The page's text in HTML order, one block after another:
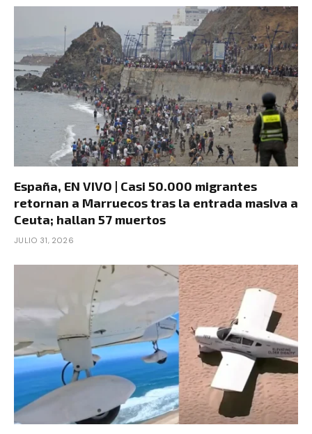
España, EN VIVO | Casi 50.000 migrantes
retornan a Marruecos tras la entrada masiva a
Ceuta; hallan 57 muertos
JULIO 31, 2026